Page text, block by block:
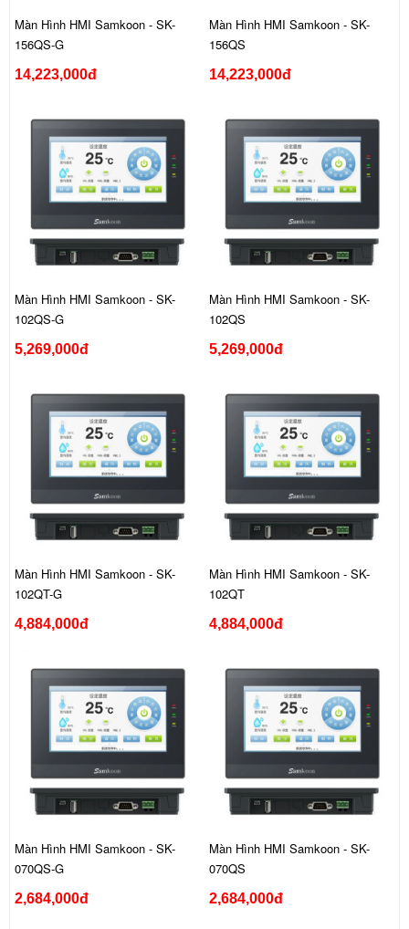
Màn Hình HMI Samkoon - SK-
156QS-G
14,223,000đ
Màn Hình HMI Samkoon - SK-
156QS
14,223,000đ
Màn Hình HMI Samkoon - SK-
102QS-G
5,269,000đ
Màn Hình HMI Samkoon - SK-
102QS
5,269,000đ
Màn Hình HMI Samkoon - SK-
102QT-G
4,884,000đ
Màn Hình HMI Samkoon - SK-
102QT
4,884,000đ
Màn Hình HMI Samkoon - SK-
070QS-G
2,684,000đ
Màn Hình HMI Samkoon - SK-
070QS
2,684,000đ